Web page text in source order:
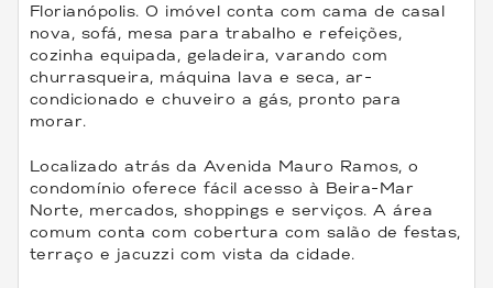
Florianópolis. O imóvel conta com cama de casal
nova, sofá, mesa para trabalho e refeições,
cozinha equipada, geladeira, varando com
churrasqueira, máquina lava e seca, ar-
condicionado e chuveiro a gás, pronto para
morar.
Localizado atrás da Avenida Mauro Ramos, o
condomínio oferece fácil acesso à Beira-Mar
Norte, mercados, shoppings e serviços. A área
comum conta com cobertura com salão de festas,
terraço e jacuzzi com vista da cidade.